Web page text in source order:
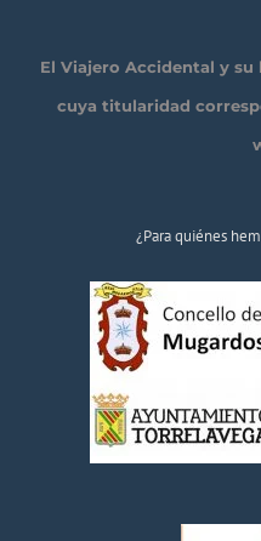
El Viajero Accidental y
cuya titularidad
¿Para quiénes